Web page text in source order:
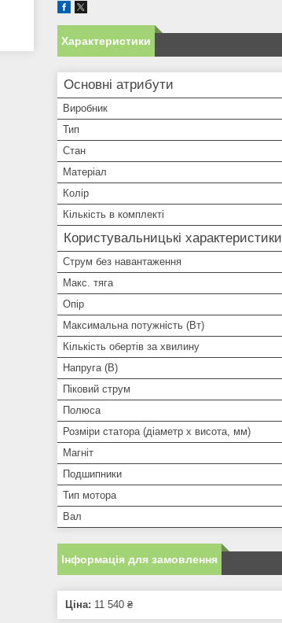
Характеристики
Основні атрибути
Виробник
Тип
Стан
Матеріал
Колір
Кількість в комплекті
Користувальницькі характеристики
Струм без навантаження
Макс. тяга
Опір
Максимальна потужність (Вт)
Кількість обертів за хвилину
Напруга (В)
Піковий струм
Полюса
Розміри статора (діаметр х висота, мм)
Магніт
Подшипники
Тип мотора
Вал
Інформація для замовлення
Ціна: 11 540 ₴